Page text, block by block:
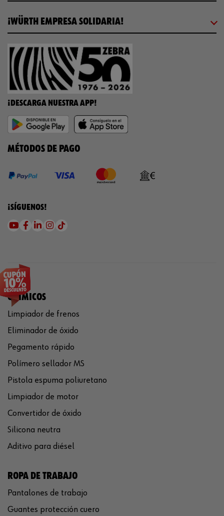
¡WÜRTH EMPRESA SOLIDARIA!
¡DESCARGA NUESTRA APP!
MÉTODOS DE PAGO
¡SÍGUENOS!
QUÍMICOS
Limpiador de frenos
Eliminador de óxido
Pegamento rápido
Polímero sellador MS
Pistola espuma poliuretano
Limpiador de motor
Convertidor de óxido
Silicona neutra
Aditivo para diésel
ROPA DE TRABAJO
Pantalones de trabajo
Guantes protección cuero